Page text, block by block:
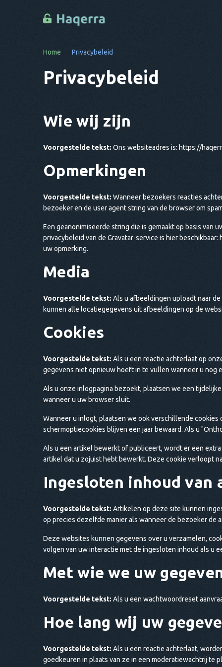
Home Privacybeleid
Privacybeleid
Wie wij zijn
Voorgestelde tekst: Ons websiteadres is: https://
Opmerkingen
Voorgestelde tekst:Wanneer bezoekers reacties
bezoeker en de user agent string van de browser om
Een geanonimiseerde string die is gemaakt op basis van
privacybeleid van de Gravatar-service is hier
uw opmerking.
Media
Voorgestelde tekst:Als u afbeeldingen uploadt naar
kunnen alle locatiegegevens uit afbeeldingen op de
Cookies
Voorgestelde tekst: Als u een reactie achterlaat op
gegevens niet opnieuw hoeft in te vullen wanneer u nog
Als u onze inlogpagina bezoekt, plaatsen we een
wanneer u uw browser sluit.
Wanneer u inlogt, plaatsen we ook verschillende
schermoptiecookies blijven een jaar bewaard. Als u
Als u een artikel bewerkt of publiceert, wordt er een
artikel dat u zojuist hebt bewerkt. Deze cookie verloopt
Ingesloten inhoud van
Voorgestelde tekst:Artikelen op deze site kunnen
op precies dezelfde manier als wanneer de bezoeker de
Deze websites kunnen gegevens over u verzamelen,
volgen van uw interactie met de ingesloten inhoud als u
Met wie we uw
Voorgestelde tekst: Als u een wachtwoordreset
Hoe lang wij uw
Voorgestelde tekst: Als u een reactie achterlaat,
goedkeuren in plaats van ze in een moderatiewachtrij te